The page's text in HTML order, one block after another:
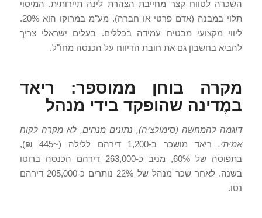
השכרה לטווח קצר מחייבת הצהרת לינה תיירותית. המיסוי
תלוי במבנה (אדם פרטי או חברה). מע"מ במרוקו הוא 20%.
ליווי מקצועי מבטיח עמידה בכללים. בעלים ישראלי צריך
להביא בחשבון גם את חובת הדיווח על הכנסה מחו"ל.
מקרה בוחן ממוספר: ריאד
במֶדינה שהופקד בידי מנהל
דוגמה להמחשה (סימולציה), נתונים מנחים, לא מקרה לקוח
אמיתי.
ריאד מושכר ב-1,200 דירהם ללילה (~445 ₪),
בתפוסה של 60%, מניב כ-263,000 דירהם הכנסה ברוטו
בשנה. לאחר שכר מנהל של 22% נותרים כ-205,000 דירהם
נטו.